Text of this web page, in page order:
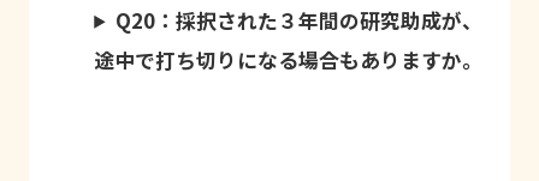
Q20：採択された３年間の研究助成が、
途中で打ち切りになる場合もありますか。